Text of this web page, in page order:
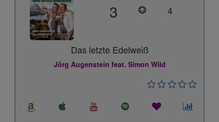
3 4
Das letzte Edelweiß
Jörg Augenstein feat. Simon Wild